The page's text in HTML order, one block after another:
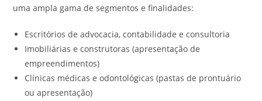
uma ampla gama de segmentos e finalidades:
Escritórios de advocacia, contabilidade e consultoria
Imobiliárias e construtoras (apresentação de
empreendimentos)
Clínicas médicas e odontológicas (pastas de prontuário
ou apresentação)